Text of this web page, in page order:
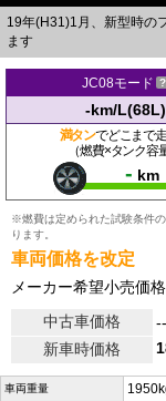
19年(H31)1月、新型時の
ます
JC08モード
-km/L(68L)
満タンでどこまで
（燃費×タンク容
- km
※燃費は定められた試験条件
ります。
車両価格を改定
メーカー希望小売価
中古車価格
新車時価格
車両重量